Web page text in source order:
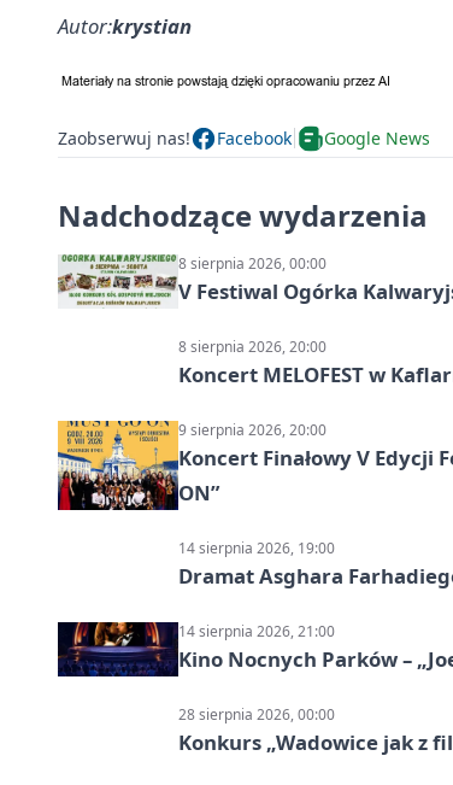
Autor:krystian
Zaobserwuj nas! Facebook Google News
Nadchodzące wydarzenia
8 sierpnia 2026, 00:00
V Festiwal Ogórka
8 sierpnia 2026, 20:00
Koncert MELOFEST w
9 sierpnia 2026, 20:00
Koncert Finałowy V Edycji
ON”
14 sierpnia 2026, 19:00
Dramat Asghara
14 sierpnia 2026, 21:00
Kino Nocnych Parków –
28 sierpnia 2026, 00:00
Konkurs „Wadowice jak z